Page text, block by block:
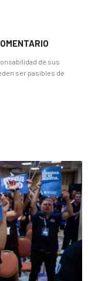
de sus
ser pasibles de